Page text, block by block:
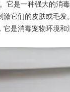
它是一种强大的消
它们的皮肤或毛
是消毒宠物环境和